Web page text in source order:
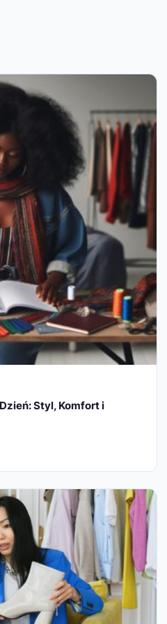
Styl, Komfort i